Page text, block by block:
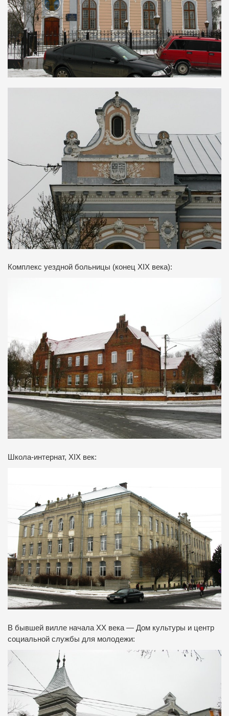
Комплекс уездной больницы (конец XIX века):
Школа-интернат, XIX век:
В бывшей вилле начала ХХ века — Дом культуры и центр
социальной службы для молодежи: